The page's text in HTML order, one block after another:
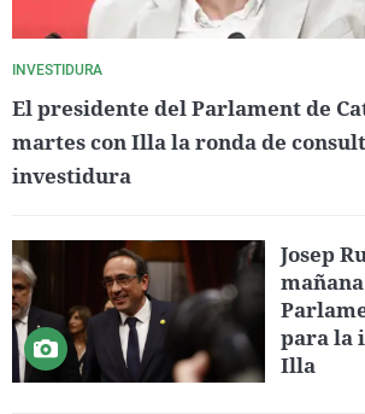
INVESTIDURA
El presidente del Parlament de
martes con Illa la ronda de
investidura
Josep
para la
Illa